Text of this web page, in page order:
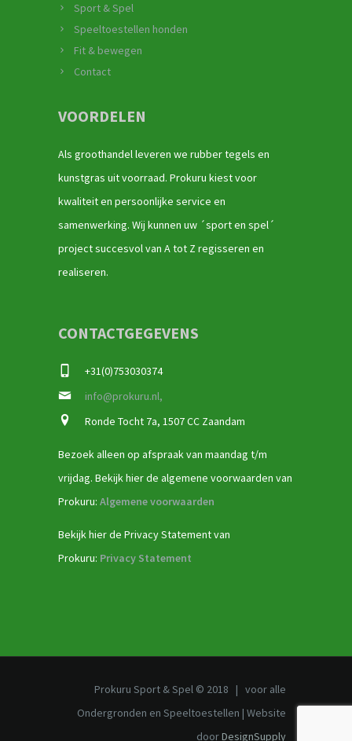
Sport & Spel
Speeltoestellen honden
Fit & bewegen
Contact
VOORDELEN
Als groothandel leveren we rubber tegels en
kunstgras uit voorraad. Prokuru kiest voor
kwaliteit en persoonlijke service en
samenwerking. Wij kunnen uw ´sport en spel´
project succesvol van A tot Z regisseren en
realiseren.
CONTACTGEGEVENS
+31(0)753030374
info@prokuru.nl,
Ronde Tocht 7a, 1507 CC Zaandam
Bezoek alleen op afspraak van maandag t/m
vrijdag. Bekijk hier de algemene voorwaarden van
Prokuru: Algemene voorwaarden
Bekijk hier de Privacy Statement van
Prokuru: Privacy Statement
Prokuru Sport & Spel © 2018 | voor alle
Ondergronden en Speeltoestellen | Website
doorDesignSupply